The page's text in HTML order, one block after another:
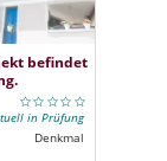
befindet
in Prüfung
Denkmal